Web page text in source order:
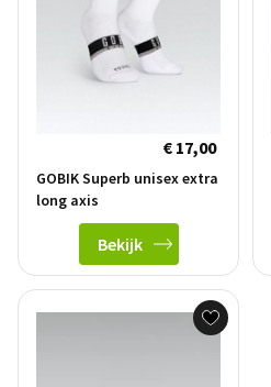
€ 17,00
GOBIK Superb unisex extra
long axis
Bekijk